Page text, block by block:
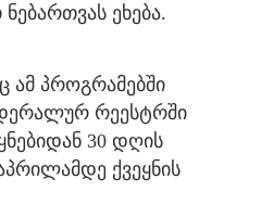
ეხება.
ამ პროგრამებში
რეესტრში
30 დღის
ქვეყნის